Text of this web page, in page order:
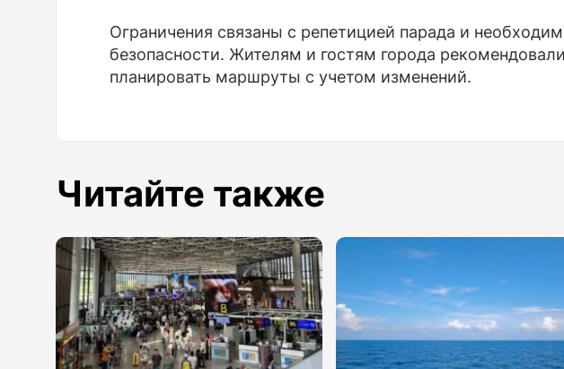
Ограничения связаны с репетицией парада и
безопасности. Жителям и гостям города
планировать маршруты с учетом изменений.
Читайте также